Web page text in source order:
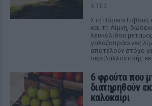
ΧΤΕΣ
Στη Βόρεια
και τη Λίμνη,
λευκόλιθου
γαλαζοπράσινες
αποτελούν στόχο
περιβαλλοντικής
6 φρούτα που
διατηρηθούν
καλοκαίρι